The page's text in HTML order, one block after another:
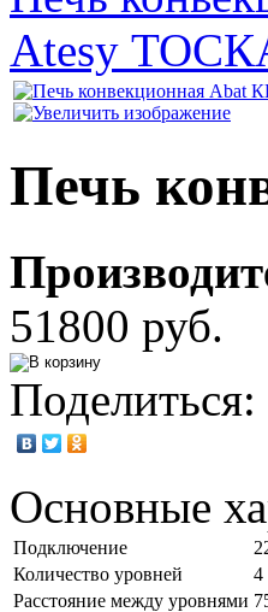
Atesy
Печь
51800 руб.
Поделиться:
Основные
Подключение
Количество уровней
4
Расстояние между уровнями